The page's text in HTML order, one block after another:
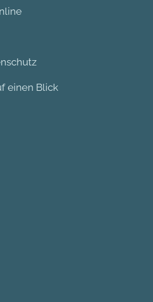
einen Blick